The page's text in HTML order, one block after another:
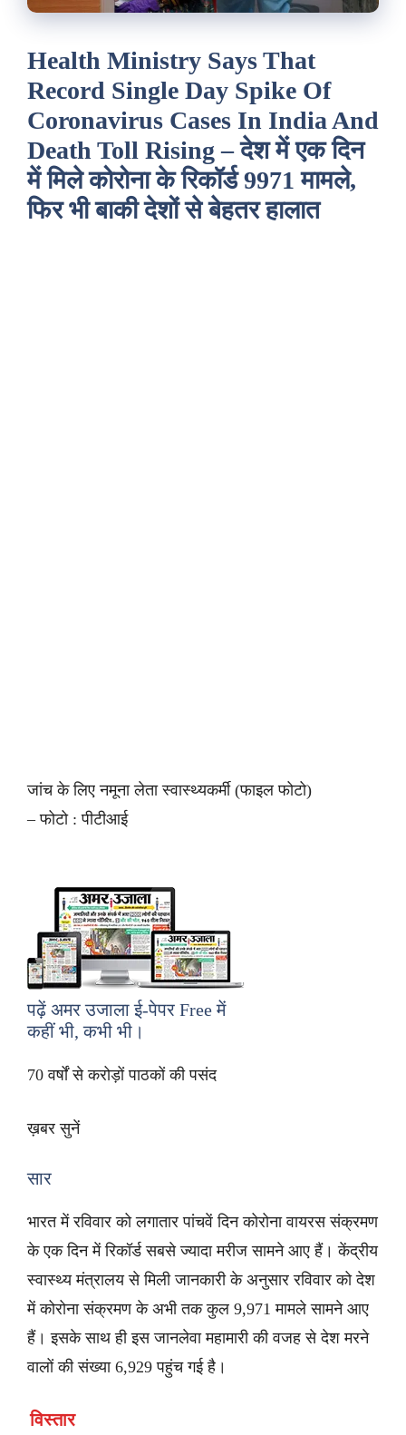
Health Ministry Says That
Record Single Day Spike Of
Coronavirus Cases In India And
Death Toll Rising – देश में एक दिन
में मिले कोरोना के रिकॉर्ड 9971 मामले,
फिर भी बाकी देशों से बेहतर हालात
जांच के लिए नमूना लेता स्वास्थ्यकर्मी (फाइल फोटो)
– फोटो : पीटीआई
पढ़ें अमर उजाला ई-पेपर Freeमें
कहीं भी, कभी भी।
70 वर्षों से करोड़ों पाठकों की पसंद
ख़बर सुनें
सार
भारत में रविवार को लगातार पांचवें दिन कोरोना वायरस संक्रमण
के एक दिन में रिकॉर्ड सबसे ज्यादा मरीज सामने आए हैं। केंद्रीय
स्वास्थ्य मंत्रालय से मिली जानकारी के अनुसार रविवार को देश
में कोरोना संक्रमण के अभी तक कुल 9,971 मामले सामने आए
हैं। इसके साथ ही इस जानलेवा महामारी की वजह से देश मरने
वालों की संख्या 6,929 पहुंच गई है।
विस्तार